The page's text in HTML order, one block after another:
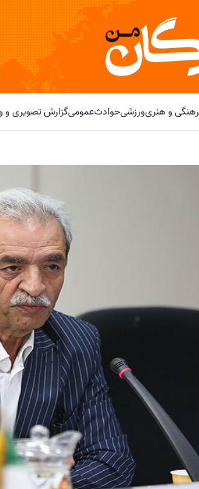
و هنریورزشیحوادثعمومیگزارش تصویری و